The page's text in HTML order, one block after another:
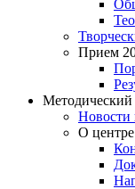
Прием
Методический
Новости
О центре